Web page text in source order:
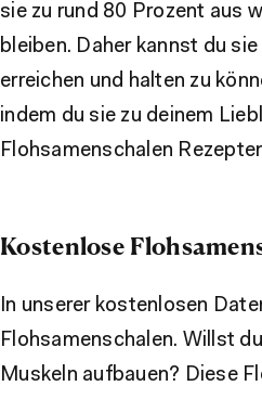
sie zu rund 80 Prozent aus
bleiben. Daher kannst du
erreichen und halten zu
indem du sie zu deinem
Flohsamenschalen
Kostenlose
In unserer kostenlosen
Flohsamenschalen. Willst
Muskeln aufbauen? Diese